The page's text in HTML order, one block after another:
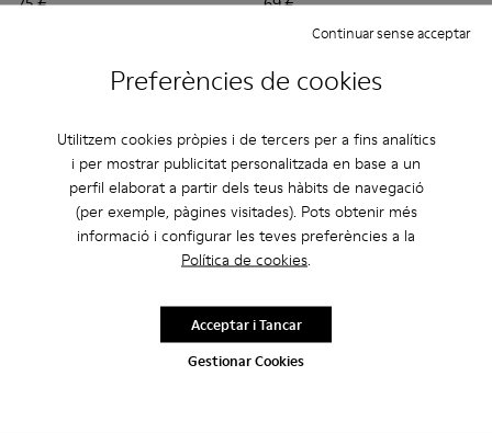
Preferències de cookies
Utilitzem cookies pròpies i de tercers per a fins analítics
i per mostrar publicitat personalitzada en base a un
perfil elaborat a partir dels teus hàbits de navegació
(per exemple, pàgines visitades). Pots obtenir més
informació i configurar les teves preferències a la
Política de cookies.
Gestionar Cookies
Continuar sense acceptar
Acceptar i Tancar
-40%
Afegir